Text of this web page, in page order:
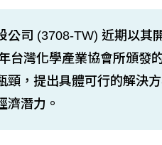
公司 (3708-TW) 近期以其
台灣化學產業協會所頒發
頸，提出具體可行的解決
濟潛力。